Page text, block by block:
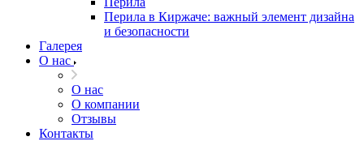
Перила в Киржаче: важный элемент дизайна
и безопасности
Галерея
О нас
О нас
О компании
Отзывы
Контакты